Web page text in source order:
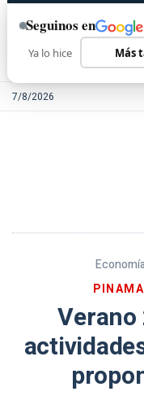
7/8/2026
Verano
Seguinos en
Ya lo hice Más